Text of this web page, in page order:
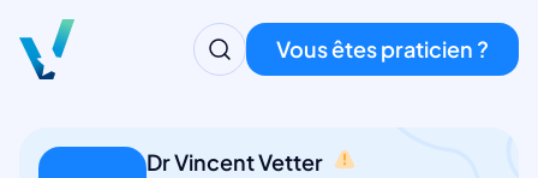
Vous êtes praticien ?
Dr Vincent Vetter